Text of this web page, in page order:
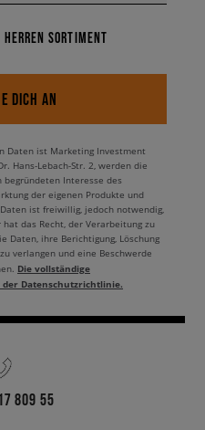
HERREN SORTIMENT
DICH AN
Daten ist Marketing Investment
Hans-Lebach-Str. 2, werden die
Interesse des
der eigenen Produkte und
ist freiwillig, jedoch notwendig,
das Recht, der Verarbeitung zu
Daten, ihre Berichtigung, Löschung
verlangen und eine Beschwerde
Die vollständige
Datenschutzrichtlinie.
809 55